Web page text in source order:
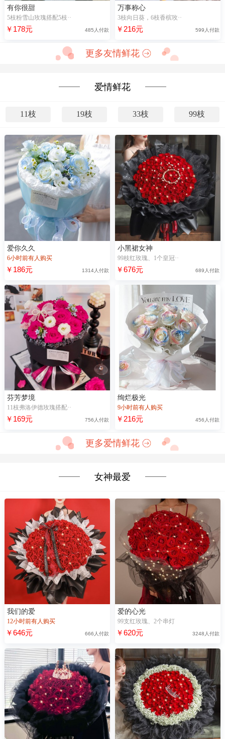
有你很甜
5枝粉雪山玫瑰搭配5枝··
￥178元 485人付款
万事称心
3枝向日葵，6枝香槟玫··
￥216元 599人付款
更多友情鲜花
爱情鲜花
11枝 19枝 33枝 99枝
爱你久久
6小时前有人购买
￥186元 1314人付款
小黑裙女神
99枝红玫瑰、1个皇冠··
￥676元 689人付款
芬芳梦境
11枝弗洛伊德玫瑰搭配··
￥169元 756人付款
绚烂极光
9小时前有人购买
￥216元 456人付款
更多爱情鲜花
女神最爱
我们的爱
12小时前有人购买
￥646元 666人付款
爱的心光
99支红玫瑰、2个串灯
￥620元 3248人付款